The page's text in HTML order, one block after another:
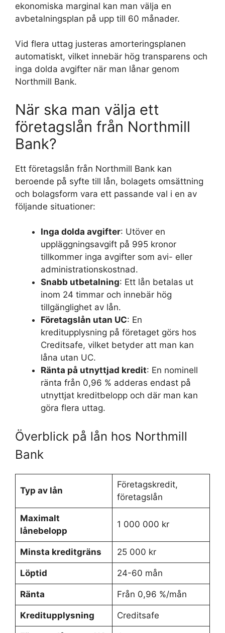
ekonomiska marginal kan man välja en
avbetalningsplan på upp till 60 månader.
Vid flera uttag justeras amorteringsplanen
automatiskt, vilket innebär hög transparens och
inga dolda avgifter när man lånar genom
Northmill Bank.
När ska man välja ett
företagslån från Northmill
Bank?
Ett företagslån från Northmill Bank kan
beroende på syfte till lån, bolagets omsättning
och bolagsform vara ett passande val i en av
följande situationer:
Inga dolda avgifter: Utöver en
uppläggningsavgift på 995 kronor
tillkommer inga avgifter som avi- eller
administrationskostnad.
Snabb utbetalning: Ett lån betalas ut
inom 24 timmar och innebär hög
tillgänglighet av lån.
Företagslån utan UC: En
kreditupplysning på företaget görs hos
Creditsafe, vilket betyder att man kan
låna utan UC.
Ränta på utnyttjad kredit: En nominell
ränta från 0,96 % adderas endast på
utnyttjat kreditbelopp och där man kan
göra flera uttag.
Överblick på lån hos Northmill
Bank
Typ av lån
Företagskredit,
företagslån
Maximalt
lånebelopp
1 000 000 kr
Minsta kreditgräns 25 000 kr
Löptid 24-60 mån
Ränta Från 0,96 %/mån
Kreditupplysning Creditsafe